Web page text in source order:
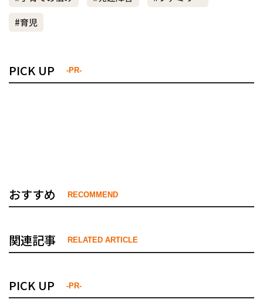
#育児
PICK UP -PR-
おすすめ RECOMMEND
関連記事 RELATED ARTICLE
PICK UP -PR-